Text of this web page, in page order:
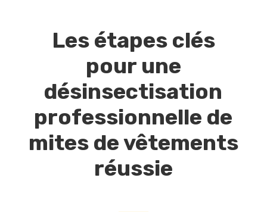
Les étapes clés
pour une
désinsectisation
professionnelle de
mites de vêtements
réussie